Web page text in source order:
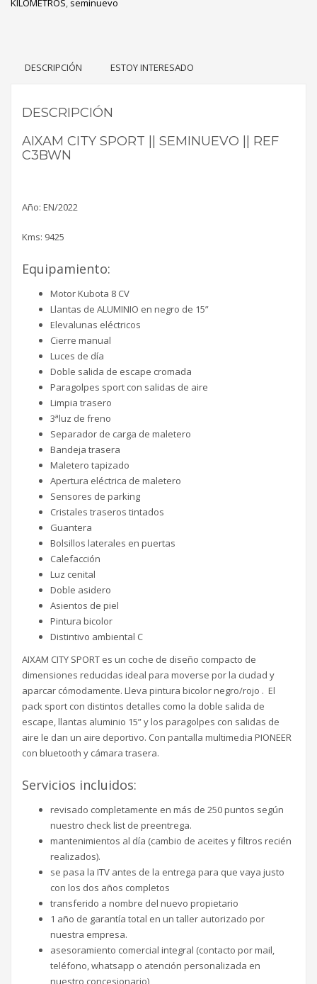
KILOMETROS, seminuevo
DESCRIPCIÓN ESTOY INTERESADO
DESCRIPCIÓN
AIXAM CITY SPORT || SEMINUEVO || REF
C3BWN
Año: EN/2022
Kms: 9425
Equipamiento:
Motor Kubota 8 CV
Llantas de ALUMINIO en negro de 15”
Elevalunas eléctricos
Cierre manual
Luces de día
Doble salida de escape cromada
Paragolpes sport con salidas de aire
Limpia trasero
3ªluz de freno
Separador de carga de maletero
Bandeja trasera
Maletero tapizado
Apertura eléctrica de maletero
Sensores de parking
Cristales traseros tintados
Guantera
Bolsillos laterales en puertas
Calefacción
Luz cenital
Doble asidero
Asientos de piel
Pintura bicolor
Distintivo ambiental C
AIXAM CITY SPORT es un coche de diseño compacto de
dimensiones reducidas ideal para moverse por la ciudad y
aparcar cómodamente. Lleva pintura bicolor negro/rojo . El
pack sport con distintos detalles como la doble salida de
escape, llantas aluminio 15” y los paragolpes con salidas de
aire le dan un aire deportivo. Con pantalla multimedia PIONEER
con bluetooth y cámara trasera.
Servicios incluidos:
revisado completamente en más de 250 puntos según
nuestro check list de preentrega.
mantenimientos al día (cambio de aceites y filtros recién
realizados).
se pasa la ITV antes de la entrega para que vaya justo
con los dos años completos
transferido a nombre del nuevo propietario
1 año de garantía total en un taller autorizado por
nuestra empresa.
asesoramiento comercial integral (contacto por mail,
teléfono, whatsapp o atención personalizada en
nuestro concesionario)